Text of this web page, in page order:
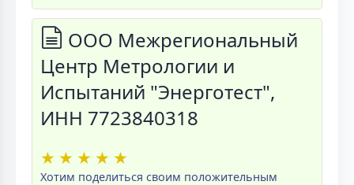
ООО Межрегиональный
Центр Метрологии и
Испытаний "Энерготест",
ИНН 7723840318
★ ★ ★ ★ ★
Хотим поделиться своим положительным